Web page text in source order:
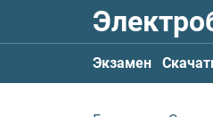
Экзамен